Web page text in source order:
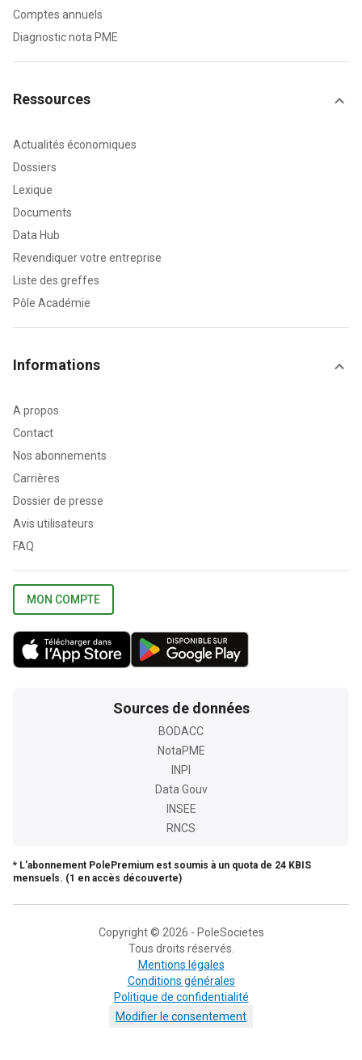
Comptes annuels
Diagnostic nota PME
Ressources
Actualités économiques
Dossiers
Lexique
Documents
Data Hub
Revendiquer votre entreprise
Liste des greffes
Pôle Académie
Informations
A propos
Contact
Nos abonnements
Carrières
Dossier de presse
Avis utilisateurs
FAQ
MON COMPTE
Sources de données
BODACC
NotaPME
INPI
Data Gouv
INSEE
RNCS
* L'abonnement PolePremium est soumis à un quota de 24 KBIS
mensuels. (1 en accès découverte)
Copyright © 2026 - PoleSocietes
Tous droits réservés.
Mentions légales
Conditions générales
Politique de confidentialité
Modifier le consentement